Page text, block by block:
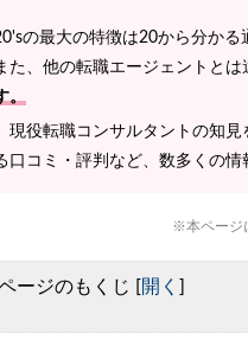
の最大の特徴は20から分かる
た、他の転職エージェントとは
。
現役転職コンサルタントの知
口コミ・評判など、数多くの情
※本ページ
ージのもくじ [開く ]